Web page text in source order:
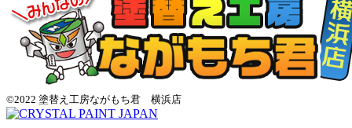
©2022 塗替え工房ながもち君 横浜店